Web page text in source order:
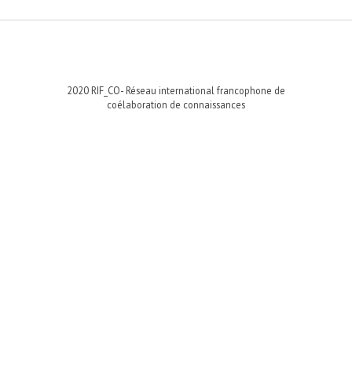
2020 RIF_CO- Réseau international francophone de
coélaboration de connaissances